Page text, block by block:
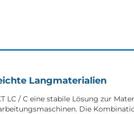
Langmaterialien
LC / C eine stabile Lösung zur
Die